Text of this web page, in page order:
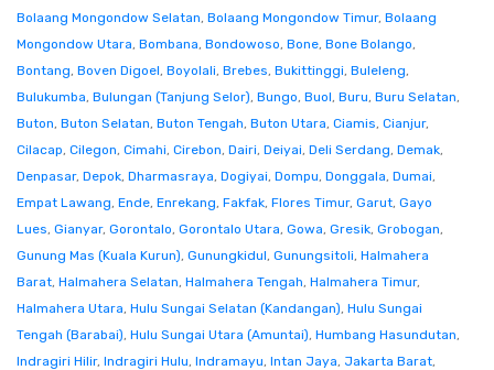
Bolaang Mongondow Selatan, Bolaang Mongondow Timur, Bolaang
Mongondow Utara, Bombana, Bondowoso, Bone, Bone Bolango,
Bontang, Boven Digoel, Boyolali, Brebes, Bukittinggi, Buleleng,
Bulukumba, Bulungan (Tanjung Selor), Bungo, Buol, Buru, Buru Selatan,
Buton, Buton Selatan, Buton Tengah, Buton Utara, Ciamis, Cianjur,
Cilacap, Cilegon, Cimahi, Cirebon, Dairi, Deiyai, Deli Serdang, Demak,
Denpasar, Depok, Dharmasraya, Dogiyai, Dompu, Donggala, Dumai,
Empat Lawang, Ende, Enrekang, Fakfak, Flores Timur, Garut, Gayo
Lues, Gianyar, Gorontalo, Gorontalo Utara, Gowa, Gresik, Grobogan,
Gunung Mas (Kuala Kurun), Gunungkidul, Gunungsitoli, Halmahera
Barat, Halmahera Selatan, Halmahera Tengah, Halmahera Timur,
Halmahera Utara, Hulu Sungai Selatan (Kandangan), Hulu Sungai
Tengah (Barabai), Hulu Sungai Utara (Amuntai), Humbang Hasundutan,
Indragiri Hilir, Indragiri Hulu, Indramayu, Intan Jaya, Jakarta Barat,